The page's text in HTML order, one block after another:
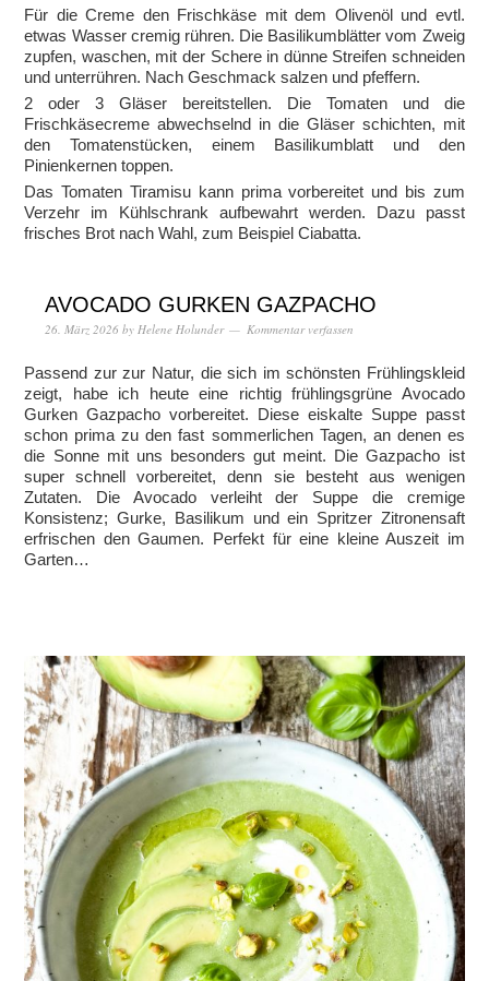
Für die Creme den Frischkäse mit dem Olivenöl und evtl.
etwas Wasser cremig rühren. Die Basilikumblätter vom Zweig
zupfen, waschen, mit der Schere in dünne Streifen schneiden
und unterrühren. Nach Geschmack salzen und pfeffern.
2 oder 3 Gläser bereitstellen. Die Tomaten und die
Frischkäsecreme abwechselnd in die Gläser schichten, mit
den Tomatenstücken, einem Basilikumblatt und den
Pinienkernen toppen.
Das Tomaten Tiramisu kann prima vorbereitet und bis zum
Verzehr im Kühlschrank aufbewahrt werden. Dazu passt
frisches Brot nach Wahl, zum Beispiel Ciabatta.
AVOCADO GURKEN GAZPACHO
26. März 2026 by Helene Holunder Kommentar verfassen
Passend zur zur Natur, die sich im schönsten Frühlingskleid
zeigt, habe ich heute eine richtig frühlingsgrüne Avocado
Gurken Gazpacho vorbereitet. Diese eiskalte Suppe passt
schon prima zu den fast sommerlichen Tagen, an denen es
die Sonne mit uns besonders gut meint. Die Gazpacho ist
super schnell vorbereitet, denn sie besteht aus wenigen
Zutaten. Die Avocado verleiht der Suppe die cremige
Konsistenz; Gurke, Basilikum und ein Spritzer Zitronensaft
erfrischen den Gaumen. Perfekt für eine kleine Auszeit im
Garten…